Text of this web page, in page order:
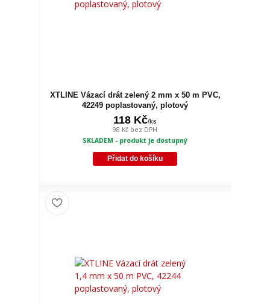
XTLINE Vázací drát zelený 2 mm x 50 m PVC,
42249 poplastovaný, plotový
118 Kč/ks
98 Kč bez DPH
SKLADEM - produkt je dostupný
Přidat do košíku